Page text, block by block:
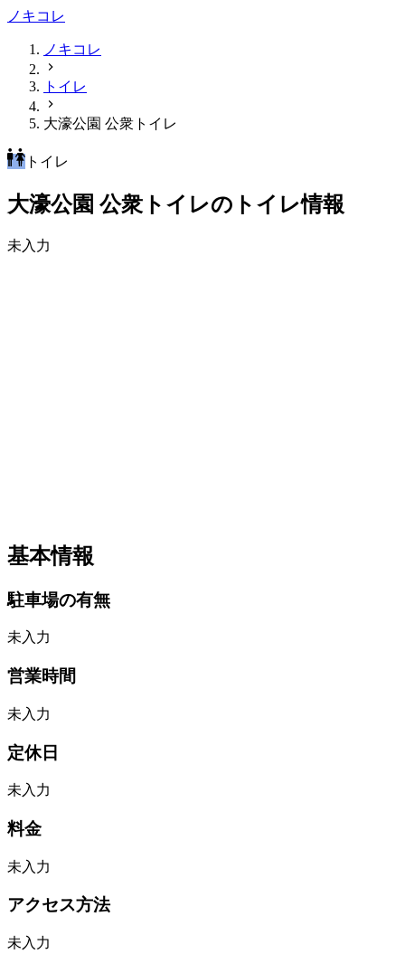
ノキコレ
ノキコレ
トイレ
大濠公園 公衆トイレ
トイレ
大濠公園 公衆トイレのトイレ情報
未入力
基本情報
駐車場の有無
未入力
営業時間
未入力
定休日
未入力
料金
未入力
アクセス方法
未入力